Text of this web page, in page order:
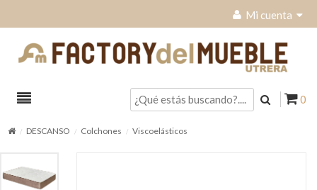
Mi cuenta
0
DESCANSO Colchones Viscoelásticos